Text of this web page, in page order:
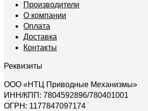
Производители
О компании
Оплата
Доставка
Контакты
Реквизиты
ООО «НТЦ Приводные Механизмы»
ИНН/КПП: 7804592896/780401001
ОГРН: 1177847097174